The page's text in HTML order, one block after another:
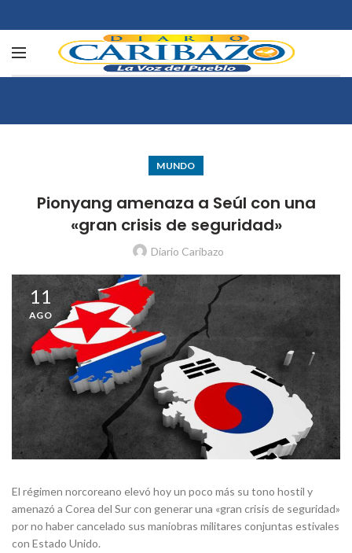
MUNDO
Pionyang amenaza a Seúl con una
«gran crisis de seguridad»
Diario Caribazo
11
AGO
El régimen norcoreano elevó hoy un poco más su tono hostil y
amenazó a Corea del Sur con generar una «gran crisis de seguridad»
por no haber cancelado sus maniobras militares conjuntas estivales
con Estado Unido.